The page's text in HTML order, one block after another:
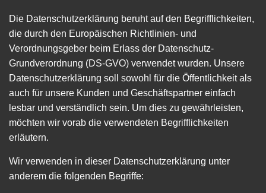
Die Datenschutzerklärung beruht auf den Begrifflichkeiten,
die durch den Europäischen Richtlinien- und
Verordnungsgeber beim Erlass der Datenschutz-
Grundverordnung (DS-GVO) verwendet wurden. Unsere
Datenschutzerklärung soll sowohl für die Öffentlichkeit als
auch für unsere Kunden und Geschäftspartner einfach
lesbar und verständlich sein. Um dies zu gewährleisten,
möchten wir vorab die verwendeten Begrifflichkeiten
erläutern.
Wir verwenden in dieser Datenschutzerklärung unter
anderem die folgenden Begriffe: